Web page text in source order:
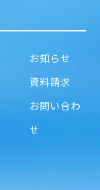
お知らせ
資料請求
お問い合わ
せ